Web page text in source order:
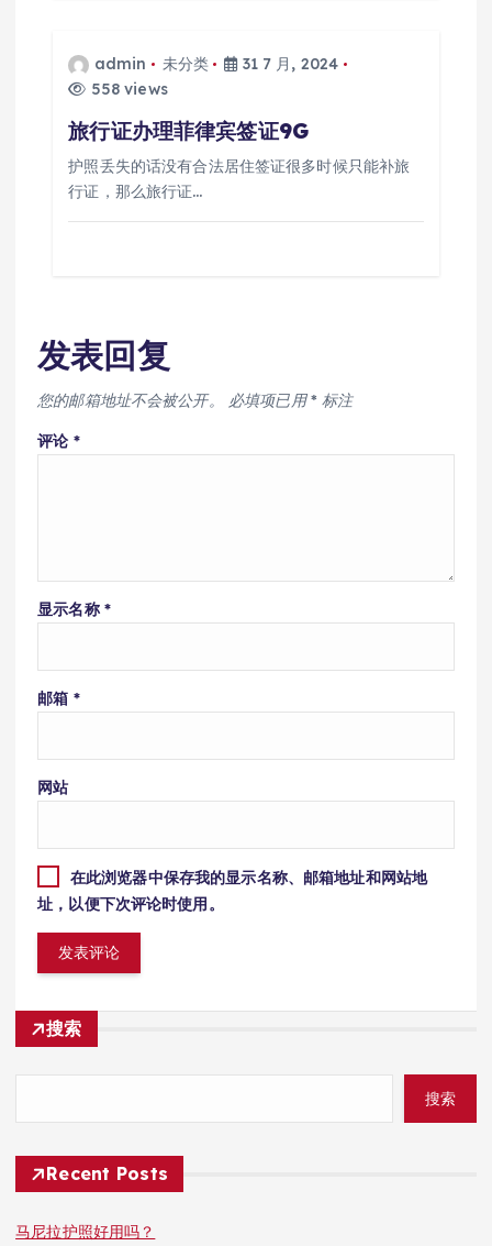
admin 未分类
31 7 月, 2024
558 views
旅行证办理菲律宾签证9G
护照丢失的话没有合法居住签证很多时候只能补旅
行证，那么旅行证…
发表回复
您的邮箱地址不会被公开。 必填项已用* 标注
评论 *
显示名称 *
邮箱 *
网站
在此浏览器中保存我的显示名称、邮箱地址和网站地
址，以便下次评论时使用。
搜索
搜索
Recent Posts
马尼拉护照好用吗？